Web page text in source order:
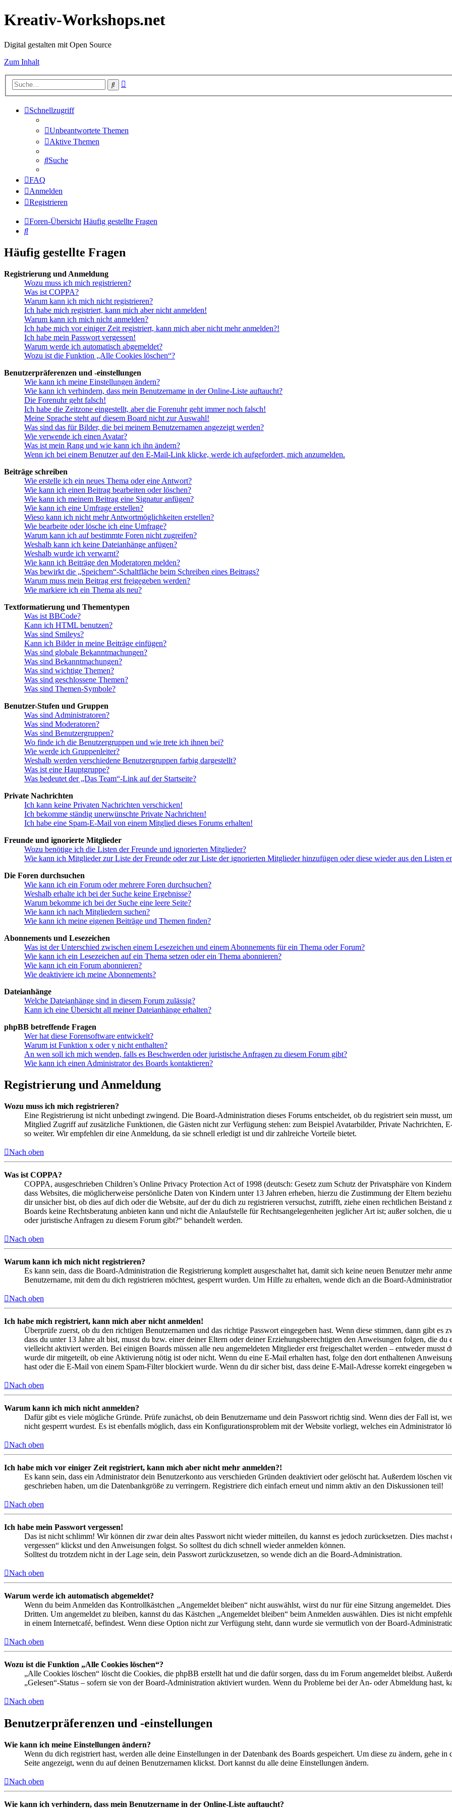
Kreativ-Workshops.net
Digital gestalten mit Open Source
Zum Inhalt
Suche
Schnellzugriff
Unbeantwortete Themen
Aktive Themen
Suche
FAQ
Anmelden
Registrieren
Foren-Übersicht Häufig gestellte Fragen
Suche
Häufig gestellte Fragen
Registrierung und Anmeldung
Wozu muss ich mich registrieren?
Was ist COPPA?
Warum kann ich mich nicht registrieren?
Ich habe mich registriert, kann mich aber nicht anmelden!
Warum kann ich mich nicht anmelden?
Ich habe mich vor einiger Zeit registriert, kann mich aber nicht mehr anmelden?!
Ich habe mein Passwort vergessen!
Warum werde ich automatisch abgemeldet?
Wozu ist die Funktion „Alle Cookies löschen“?
Benutzerpräferenzen und -einstellungen
Wie kann ich meine Einstellungen ändern?
Wie kann ich verhindern, dass mein Benutzername in der Online-Liste auftaucht?
Die Forenuhr geht falsch!
Ich habe die Zeitzone eingestellt, aber die Forenuhr geht immer noch falsch!
Meine Sprache steht auf diesem Board nicht zur Auswahl!
Was sind das für Bilder, die bei meinem Benutzernamen angezeigt werden?
Wie verwende ich einen Avatar?
Was ist mein Rang und wie kann ich ihn ändern?
Wenn ich bei einem Benutzer auf den E-Mail-Link klicke, werde ich aufgefordert, mich anzumelden.
Beiträge schreiben
Wie erstelle ich ein neues Thema oder eine Antwort?
Wie kann ich einen Beitrag bearbeiten oder löschen?
Wie kann ich meinem Beitrag eine Signatur anfügen?
Wie kann ich eine Umfrage erstellen?
Wieso kann ich nicht mehr Antwortmöglichkeiten erstellen?
Wie bearbeite oder lösche ich eine Umfrage?
Warum kann ich auf bestimmte Foren nicht zugreifen?
Weshalb kann ich keine Dateianhänge anfügen?
Weshalb wurde ich verwarnt?
Wie kann ich Beiträge den Moderatoren melden?
Was bewirkt die „Speichern“-Schaltfläche beim Schreiben eines Beitrags?
Warum muss mein Beitrag erst freigegeben werden?
Wie markiere ich ein Thema als neu?
Textformatierung und Thementypen
Was ist BBCode?
Kann ich HTML benutzen?
Was sind Smileys?
Kann ich Bilder in meine Beiträge einfügen?
Was sind globale Bekanntmachungen?
Was sind Bekanntmachungen?
Was sind wichtige Themen?
Was sind geschlossene Themen?
Was sind Themen-Symbole?
Benutzer-Stufen und Gruppen
Was sind Administratoren?
Was sind Moderatoren?
Was sind Benutzergruppen?
Wo finde ich die Benutzergruppen und wie trete ich ihnen bei?
Wie werde ich Gruppenleiter?
Weshalb werden verschiedene Benutzergruppen farbig dargestellt?
Was ist eine Hauptgruppe?
Was bedeutet der „Das Team“-Link auf der Startseite?
Private Nachrichten
Ich kann keine Privaten Nachrichten verschicken!
Ich bekomme ständig unerwünschte Private Nachrichten!
Ich habe eine Spam-E-Mail von einem Mitglied dieses Forums erhalten!
Freunde und ignorierte Mitglieder
Wozu benötige ich die Listen der Freunde und ignorierten Mitglieder?
Wie kann ich Mitglieder zur Liste der Freunde oder zur Liste der ignorierten Mitglieder hinzufügen oder diese wieder aus den Listen
Die Foren durchsuchen
Wie kann ich ein Forum oder mehrere Foren durchsuchen?
Weshalb erhalte ich bei der Suche keine Ergebnisse?
Warum bekomme ich bei der Suche eine leere Seite?
Wie kann ich nach Mitgliedern suchen?
Wie kann ich meine eigenen Beiträge und Themen finden?
Abonnements und Lesezeichen
Was ist der Unterschied zwischen einem Lesezeichen und einem Abonnements für ein Thema oder Forum?
Wie kann ich ein Lesezeichen auf ein Thema setzen oder ein Thema abonnieren?
Wie kann ich ein Forum abonnieren?
Wie deaktiviere ich meine Abonnements?
Dateianhänge
Welche Dateianhänge sind in diesem Forum zulässig?
Kann ich eine Übersicht all meiner Dateianhänge erhalten?
phpBB betreffende Fragen
Wer hat diese Forensoftware entwickelt?
Warum ist Funktion x oder y nicht enthalten?
An wen soll ich mich wenden, falls es Beschwerden oder juristische Anfragen zu diesem Forum gibt?
Wie kann ich einen Administrator des Boards kontaktieren?
Registrierung und Anmeldung
Wozu muss ich mich registrieren?
Eine Registrierung ist nicht unbedingt zwingend. Die Board-Administration dieses Forums entscheidet, ob du registriert sein musst,
Mitglied Zugriff auf zusätzliche Funktionen, die Gästen nicht zur Verfügung stehen: zum Beispiel Avatarbilder, Private Nachrichten,
so weiter. Wir empfehlen dir eine Anmeldung, da sie schnell erledigt ist und dir zahlreiche Vorteile bietet.
Nach oben
Was ist COPPA?
COPPA, ausgeschrieben Children’s Online Privacy Protection Act of 1998 (deutsch: Gesetz zum Schutz der Privatsphäre von
dass Websites, die möglicherweise persönliche Daten von Kindern unter 13 Jahren erheben, hierzu die Zustimmung der Eltern
dir unsicher bist, ob dies auf dich oder die Website, auf der du dich zu registrieren versuchst, zutrifft, ziehe einen rechtlichen
Boards keine Rechtsberatung anbieten kann und nicht die Anlaufstelle für Rechtsangelegenheiten jeglicher Art ist; außer solchen,
oder juristische Anfragen zu diesem Forum gibt?“ behandelt werden.
Nach oben
Warum kann ich mich nicht registrieren?
Es kann sein, dass die Board-Administration die Registrierung komplett ausgeschaltet hat, damit sich keine neuen Benutzer mehr
Benutzername, mit dem du dich registrieren möchtest, gesperrt wurden. Um Hilfe zu erhalten, wende dich an die Board-
Nach oben
Ich habe mich registriert, kann mich aber nicht anmelden!
Überprüfe zuerst, ob du den richtigen Benutzernamen und das richtige Passwort eingegeben hast. Wenn diese stimmen, dann gibt es
dass du unter 13 Jahre alt bist, musst du bzw. einer deiner Eltern oder deiner Erziehungsberechtigten den Anweisungen folgen, die
vielleicht aktiviert werden. Bei einigen Boards müssen alle neu angemeldeten Mitglieder erst freigeschaltet werden – entweder musst
wurde dir mitgeteilt, ob eine Aktivierung nötig ist oder nicht. Wenn du eine E-Mail erhalten hast, folge den dort enthaltenen
hast oder die E-Mail von einem Spam-Filter blockiert wurde. Wenn du dir sicher bist, dass deine E-Mail-Adresse korrekt eingegeben
Nach oben
Warum kann ich mich nicht anmelden?
Dafür gibt es viele mögliche Gründe. Prüfe zunächst, ob dein Benutzername und dein Passwort richtig sind. Wenn dies der Fall ist,
nicht gesperrt wurdest. Es ist ebenfalls möglich, dass ein Konfigurationsproblem mit der Website vorliegt, welches ein Administrator
Nach oben
Ich habe mich vor einiger Zeit registriert, kann mich aber nicht mehr anmelden?!
Es kann sein, dass ein Administrator dein Benutzerkonto aus verschieden Gründen deaktiviert oder gelöscht hat. Außerdem löschen
geschrieben haben, um die Datenbankgröße zu verringern. Registriere dich einfach erneut und nimm aktiv an den Diskussionen teil!
Nach oben
Ich habe mein Passwort vergessen!
Das ist nicht schlimm! Wir können dir zwar dein altes Passwort nicht wieder mitteilen, du kannst es jedoch zurücksetzen. Dies
vergessen“ klickst und den Anweisungen folgst. So solltest du dich schnell wieder anmelden können.
Solltest du trotzdem nicht in der Lage sein, dein Passwort zurückzusetzen, so wende dich an die Board-Administration.
Nach oben
Warum werde ich automatisch abgemeldet?
Wenn du beim Anmelden das Kontrollkästchen „Angemeldet bleiben“ nicht auswählst, wirst du nur für eine Sitzung angemeldet.
Dritten. Um angemeldet zu bleiben, kannst du das Kästchen „Angemeldet bleiben“ beim Anmelden auswählen. Dies ist nicht
in einem Internetcafé, befindest. Wenn diese Option nicht zur Verfügung steht, dann wurde sie vermutlich von der Board-
Nach oben
Wozu ist die Funktion „Alle Cookies löschen“?
„Alle Cookies löschen“ löscht die Cookies, die phpBB erstellt hat und die dafür sorgen, dass du im Forum angemeldet bleibst.
„Gelesen“-Status – sofern sie von der Board-Administration aktiviert wurden. Wenn du Probleme bei der An- oder Abmeldung hast,
Nach oben
Benutzerpräferenzen und -einstellungen
Wie kann ich meine Einstellungen ändern?
Wenn du dich registriert hast, werden alle deine Einstellungen in der Datenbank des Boards gespeichert. Um diese zu ändern, gehe
Seite angezeigt, wenn du auf deinen Benutzernamen klickst. Dort kannst du alle deine Einstellungen ändern.
Nach oben
Wie kann ich verhindern, dass mein Benutzername in der Online-Liste auftaucht?